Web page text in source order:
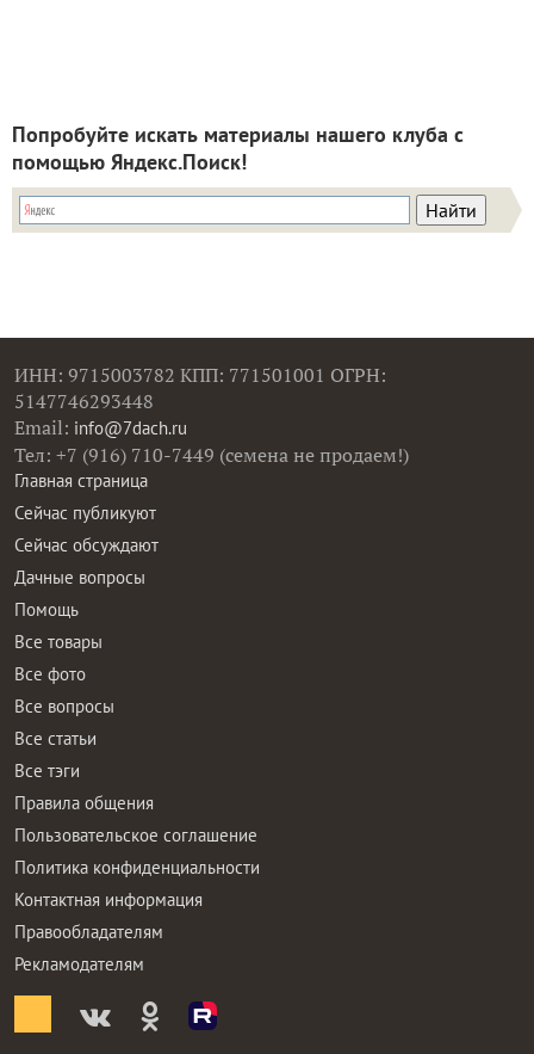
Попробуйте искать материалы нашего клуба с
помощью Яндекс.Поиск!
ИНН: 9715003782 КПП: 771501001 ОГРН:
5147746293448
Email: info@7dach.ru
Тел: +7 (916) 710-7449 (семена не продаем!)
Главная страница
Сейчас публикуют
Сейчас обсуждают
Дачные вопросы
Помощь
Все товары
Все фото
Все вопросы
Все статьи
Все тэги
Правила общения
Пользовательское соглашение
Политика конфиденциальности
Контактная информация
Правообладателям
Рекламодателям